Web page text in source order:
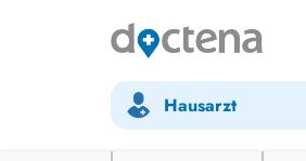
Hausarzt